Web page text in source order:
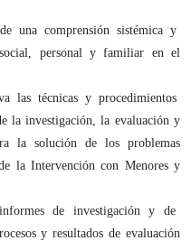
una comprensión sistémica y
personal y familiar en el
las técnicas y procedimientos
la investigación, la evaluación y
la solución de los problemas
la Intervención con Menores y
de investigación y de
y resultados de evaluación